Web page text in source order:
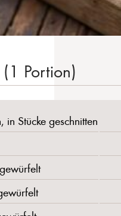
Portion)
in Stücke geschnitten